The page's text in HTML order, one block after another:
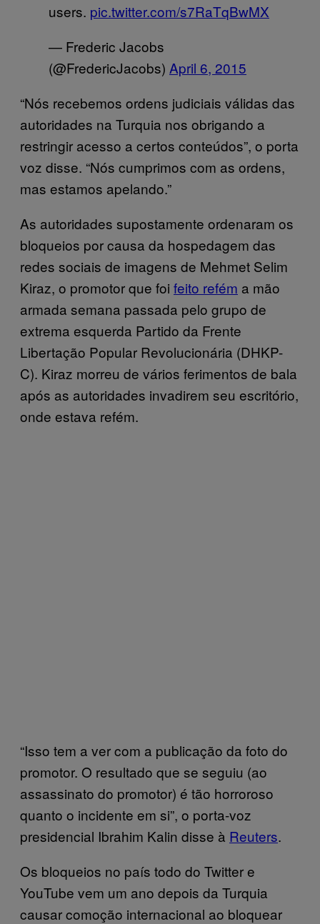
users. pic.twitter.com/s7RaTqBwMX
— Frederic Jacobs
(@FredericJacobs) April 6, 2015
“Nós recebemos ordens judiciais válidas das
autoridades na Turquia nos obrigando a
restringir acesso a certos conteúdos”, o porta
voz disse. “Nós cumprimos com as ordens,
mas estamos apelando.”
As autoridades supostamente ordenaram os
bloqueios por causa da hospedagem das
redes sociais de imagens de Mehmet Selim
Kiraz, o promotor que foi feito refém a mão
armada semana passada pelo grupo de
extrema esquerda Partido da Frente
Libertação Popular Revolucionária (DHKP-
C). Kiraz morreu de vários ferimentos de bala
após as autoridades invadirem seu escritório,
onde estava refém.
“Isso tem a ver com a publicação da foto do
promotor. O resultado que se seguiu (ao
assassinato do promotor) é tão horroroso
quanto o incidente em si”, o porta-voz
presidencial Ibrahim Kalin disse à Reuters.
Os bloqueios no país todo do Twitter e
YouTube vem um ano depois da Turquia
causar comoção internacional ao bloquear